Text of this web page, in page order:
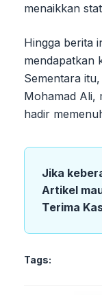
menaikkan
Hingga berita
mendapatkan
Sementara
Mohamad Ali,
hadir
Jika
Artikel
Terima
Tags: